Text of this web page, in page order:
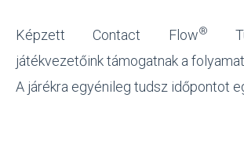
Képzett Contact Flow®
játékvezetőink támogatnak a
A járékra egyénileg tudsz időpontot